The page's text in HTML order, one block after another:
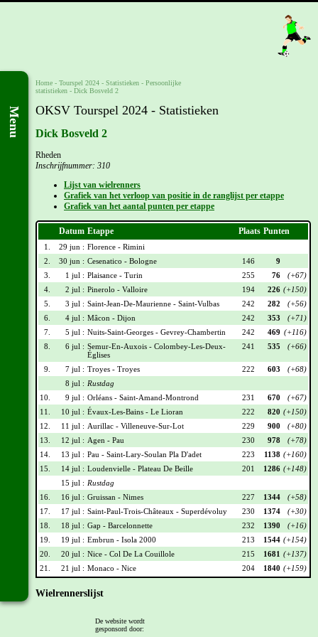
Menu
Home - Tourspel 2024 - Statistieken - Persoonlijke
statistieken - Dick Bosveld 2
OKSV Tourspel 2024 - Statistieken
Dick Bosveld 2
Rheden
Inschrijfnummer: 310
Lijst van wielrenners
Grafiek van het verloop van positie in de ranglijst per etappe
Grafiek van het aantal punten per etappe
Datum Etappe Plaats Punten
1. 29 jun : Florence - Rimini
2.
30 jun : Cesenatico - Bologne 146
9
3.
1 jul : Plaisance - Turin 255 76
(+67)
4.
2 jul : Pinerolo - Valloire 194 226 (+150)
5.
3 jul : Saint-Jean-De-Maurienne - Saint-Vulbas 242 282
(+56)
6.
4 jul : Mâcon - Dijon 242 353
(+71)
7.
5 jul : Nuits-Saint-Georges - Gevrey-Chambertin 242 469 (+116)
8.
6 jul : Semur-En-Auxois - Colombey-Les-Deux-
Églises
241 535 (+66)
9. 7 jul : Troyes - Troyes 222 603
(+68)
8 jul : Rustdag
10.
9 jul : Orléans - Saint-Amand-Montrond 231 670
(+67)
11.
10 jul : Évaux-Les-Bains - Le Lioran 222 820 (+150)
12.
11 jul : Aurillac - Villeneuve-Sur-Lot 229 900
(+80)
13.
12 jul : Agen - Pau 230 978
(+78)
14.
13 jul : Pau - Saint-Lary-Soulan Pla D'adet 223 1138 (+160)
15.
14 jul : Loudenvielle - Plateau De Beille 201 1286 (+148)
15 jul : Rustdag
16.
16 jul : Gruissan - Nimes 227 1344
(+58)
17.
17 jul : Saint-Paul-Trois-Châteaux - Superdévoluy 230 1374
(+30)
18.
18 jul : Gap - Barcelonnette 232 1390
(+16)
19.
19 jul : Embrun - Isola 2000 213 1544 (+154)
20.
20 jul : Nice - Col De La Couillole 215 1681 (+137)
21.
21 jul : Monaco - Nice 204 1840 (+159)
Wielrennerslijst
Jonas Vingegaard
De website wordt
gesponsord door: